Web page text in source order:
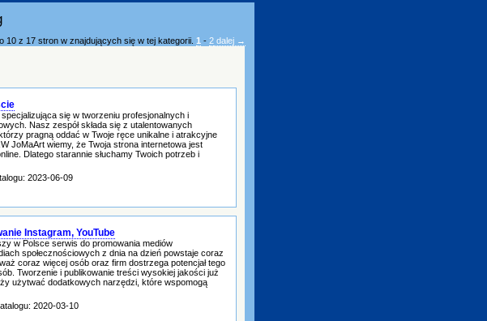
10 z 17 stron w znajdujących się w tej kategorii. 1 - 2 dalej →
się w tworzeniu profesjonalnych i
Nasz zespół składa się z utalentowanych
pragną oddać w Twoje ręce unikalne i atrakcyjne
JoMaArt wiemy, że Twoja strona internetowa jest
Dlatego starannie słuchamy Twoich potrzeb i
2023-06-09
Instagram, YouTube
w Polsce serwis do promowania mediów
społecznościowych z dnia na dzień powstaje coraz
coraz więcej osób oraz firm dostrzega potencjał tego
Tworzenie i publikowanie treści wysokiej jakości już
użytwać dodatkowych narzędzi, które wspomogą
2020-03-10